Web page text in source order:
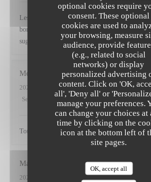
optional cookies require
consent. These optional
cookies are used to
your browsing, measure
audience, provide
(e.g., related to social
networks) or display
personalized advertising
content. Click on 'OK,
all', 'Deny all' or
manage your preferences.
can change your choices at
time by clicking on the
icon at the bottom left of
site pages.
OK, accept all
Les propositions de plats sont originales, bien
bons. L'équipe est aux petits soins pour les
suggestion de vin nous a beaucoup plus.
Morgane
2025-10-25
- 19:30 - Guests 3
Service
Ambiance : : :
Tout !
Marie
2025-10-11
- 19:30 - Guests 2